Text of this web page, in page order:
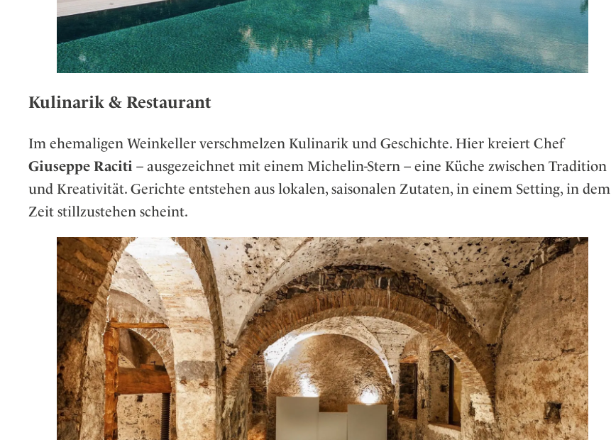
Kulinarik & Restaurant
Im ehemaligen Weinkeller verschmelzen Kulinarik und Geschichte. Hier kreiert Chef
Giuseppe Raciti – ausgezeichnet mit einem Michelin-Stern – eine Küche zwischen Tradition
und Kreativität. Gerichte entstehen aus lokalen, saisonalen Zutaten, in einem Setting, in dem
Zeit stillzustehen scheint.